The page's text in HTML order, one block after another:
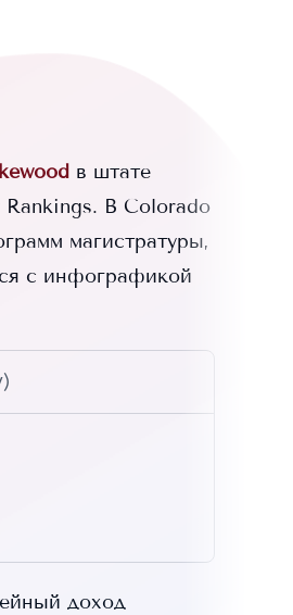
в штате
В Colorado
магистратуры,
с инфографикой
доход